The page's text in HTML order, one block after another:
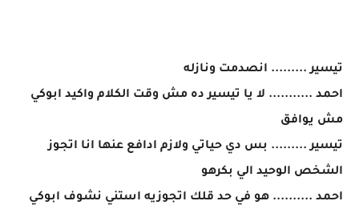
تيسير ......... انصدمت ونازله
احمد ........... لا يا تيسير ده مش وقت الكلام واكيد ابوكي
مش يوافق
تيسير ......... بس دي حياتي ولازم ادافع عنها انا اتجوز
الشخص الوحيد الي بكرهو
احمد .......... هو في حد قلك اتجوزيه استني نشوف ابوكي